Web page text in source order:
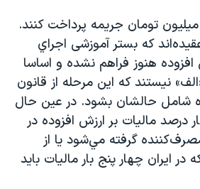
رهبری ایران
نوبل صلح
«سی‌پک»
اسناد رسمی، باید ۲۷ ميليون تومان جريمه پرداخت کنند.
که بستر آموزشی اجراي
افزوده هنوز فراهم نشده و اساسا
نیستند که این مرحله از قانون
شامل حالشان بشود. در عین حال
درصد ماليات بر ارزش افزوده در
مصرف‌كننده گرفته مي‌شود يا از
در ايران چهار پنج بار ماليات بايد